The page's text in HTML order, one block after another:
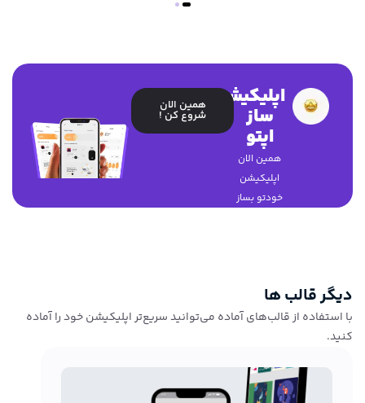
اپلیکیشن
ساز
اپتو
همین الان
اپلیکیشن
خودتو بساز
همین الان
شروع کن !
دیگر قالب ها
با استفاده از قالب‌های آماده می‌توانید سریع‌تر اپلیکیشن خود را آماده
کنید.